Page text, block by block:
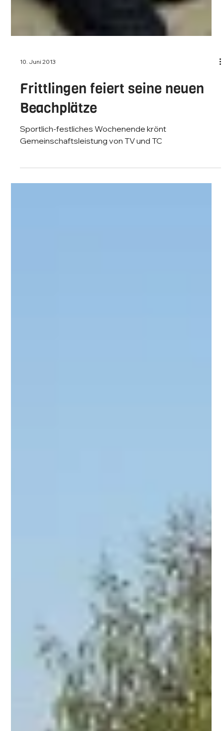
Frittlingen feiert seine neuen
Beachplätze
Sportlich-festliches Wochenende krönt
Gemeinschaftsleistung von TV und TC